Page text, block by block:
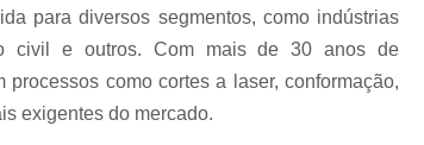
Corrimão em Tubo de Aço
Corrimão Galvanizado com
Corrimão
Corrimão de Ferro
para diversos segmentos, como indústrias
civil e outros. Com mais de 30 anos de
como cortes a laser, conformação,
exigentes do mercado.